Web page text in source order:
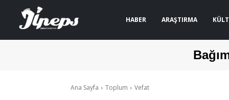
HABER ARAŞTIRMA
Ana Sayfa Toplum Vefat